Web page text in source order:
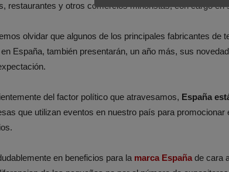
restaurantes y otros comercios minoristas, con cargo en
olvidar que algunos de los principales fabricantes de
en España, también presentarán, un año más, sus
del factor político que atravesamos, España
que utilizan eventos en nuestro país para promocionar
en beneficios para la marca España de cara